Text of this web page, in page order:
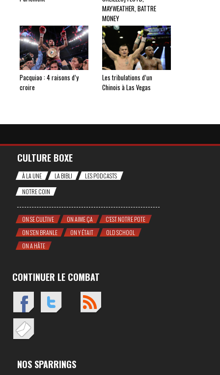
MAYWEATHER, BATTRE
MONEY
Pacquiao : 4 raisons d’y
croire
Les tribulations d’un
Chinois à Las Vegas
CULTURE BOXE
À LA UNE LA BIBLI
LES PODCASTS
NOTRE COIN
ON SE CULTIVE ON AIME ÇA
C'EST NOTRE POTE
ON S'EN BRANLE
ON Y ÉTAIT
OLD SCHOOL
ON A HÂTE
CONTINUER LE COMBAT
NOS SPARRINGS